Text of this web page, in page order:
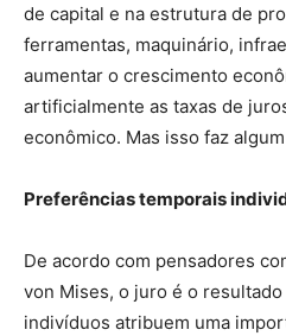
de capital e na estrutura de
ferramentas, maquinário,
aumentar o crescimento
artificialmente as taxas de
econômico. Mas isso faz
Preferências temporais
De acordo com pensadores
von Mises, o juro é o
indivíduos atribuem uma